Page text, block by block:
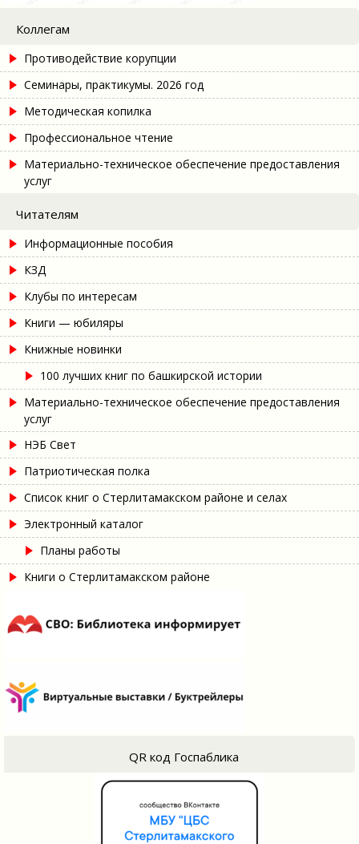
Коллегам
Противодействие корупции
Семинары, практикумы. 2026 год
Методическая копилка
Профессиональное чтение
Материально-техническое обеспечение предоставления
услуг
Читателям
Информационные пособия
КЗД
Клубы по интересам
Книги — юбиляры
Книжные новинки
100 лучших книг по башкирской истории
Материально-техническое обеспечение предоставления
услуг
НЭБ Свет
Патриотическая полка
Список книг о Стерлитамакском районе и селах
Электронный каталог
Планы работы
Книги о Стерлитамакском районе
QR код Госпаблика